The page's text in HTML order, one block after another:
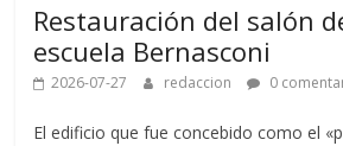
Restauración del salón
escuela Bernasconi
2026-07-27 redaccion 0
El edificio que fue concebido como el